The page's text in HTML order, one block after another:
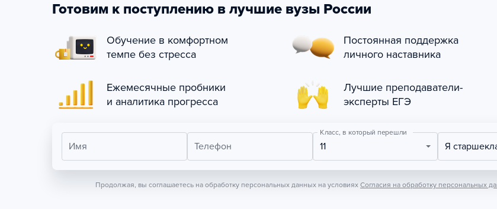
Готовим к поступлению в лучшие вузы России
Обучение в комфортном
темпе без стресса
Постоянная поддержка
личного наставника
Ежемесячные пробники
и аналитика прогресса
Лучшие преподаватели-
эксперты ЕГЭ
Имя Телефон
Класс, в который перешли
11 Я
Продолжая, вы соглашаетесь на обработку персональных данных на условиях Согласия на обработку персональных